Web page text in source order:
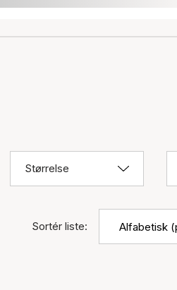
Størrelse
Sortér liste: